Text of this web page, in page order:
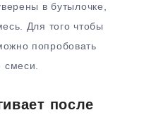
в бутылочке,
Для того чтобы
попробовать
после